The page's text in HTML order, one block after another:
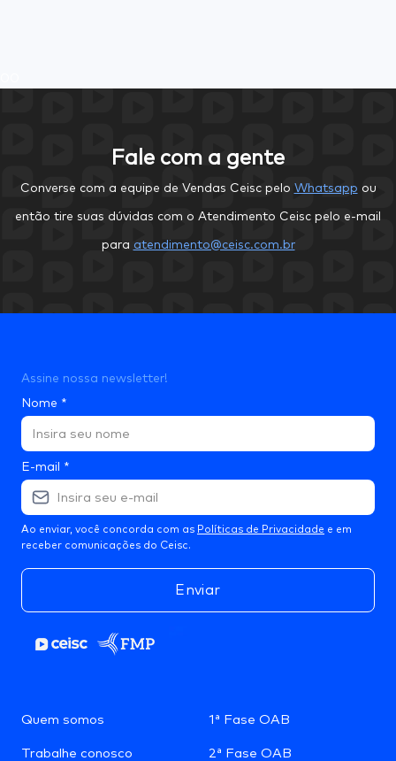
Fale com a gente
Converse com a equipe de Vendas Ceisc pelo Whatsapp ou
então tire suas dúvidas com o Atendimento Ceisc pelo e-mail
para atendimento@ceisc.com.br
Quem somos
Trabalhe conosco
1ª Fase OAB
2ª Fase OAB
Assine nossa newsletter!
Nome *
E-mail *
Ao enviar, você concorda com as Políticas de Privacidade e em
receber comunicações do Ceisc.
Enviar